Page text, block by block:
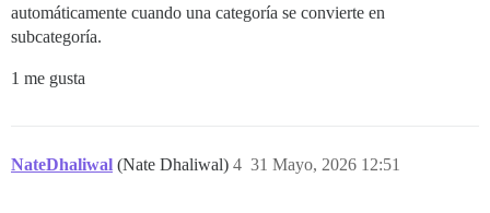
automáticamente cuando una categoría se convierte en
subcategoría.
1 me gusta
NateDhaliwal (Nate Dhaliwal) 31 Mayo, 2026 12:51
4